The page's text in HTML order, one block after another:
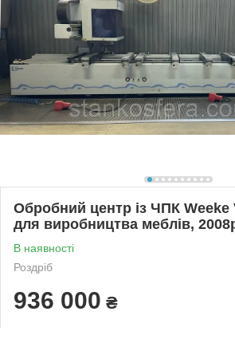
Обробний центр із ЧПК Weeke
для виробництва меблів,
В наявності
Роздріб
936 000 ₴